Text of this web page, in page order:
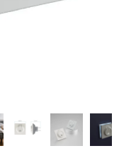
Fold